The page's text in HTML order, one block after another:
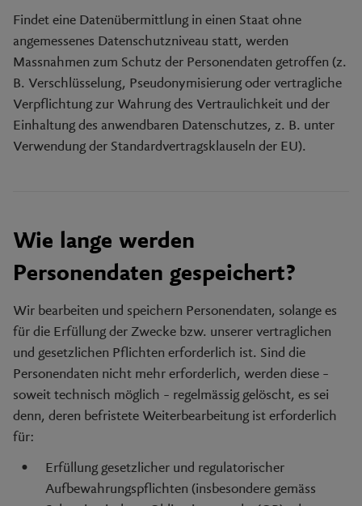
Findet eine Datenübermittlung in einen Staat ohne
angemessenes Datenschutzniveau statt, werden
Massnahmen zum Schutz der Personendaten getroffen (z.
B. Verschlüsselung, Pseudonymisierung oder vertragliche
Verpflichtung zur Wahrung des Vertraulichkeit und der
Einhaltung des anwendbaren Datenschutzes, z. B. unter
Verwendung der Standardvertragsklauseln der EU).
Wie lange werden
Personendaten gespeichert?
Wir bearbeiten und speichern Personendaten, solange es
für die Erfüllung der Zwecke bzw. unserer vertraglichen
und gesetzlichen Pflichten erforderlich ist. Sind die
Personendaten nicht mehr erforderlich, werden diese –
soweit technisch möglich – regelmässig gelöscht, es sei
denn, deren befristete Weiterbearbeitung ist erforderlich
für:
Erfüllung gesetzlicher und regulatorischer
Aufbewahrungspflichten (insbesondere gemäss